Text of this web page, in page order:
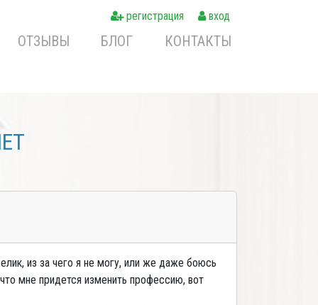
регистрация вход
ОТЗЫВЫ БЛОГ КОНТАКТЫ
из за чего я не могу, или же даже боюсь
мне придется изменить профессию, вот